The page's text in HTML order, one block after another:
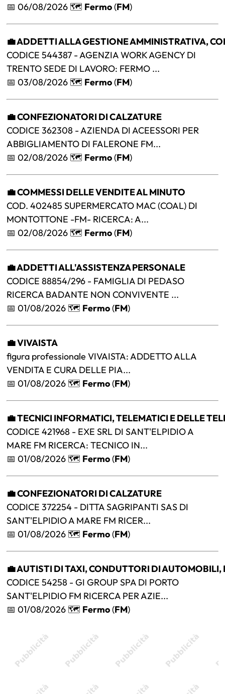
📅 06/08/2026 🗺️ Fermo(FM)
💼 ADDETTI ALLA GESTIONE AMMINISTRATIVA,
CODICE 544387 - AGENZIA WORK AGENCY DI
TRENTO SEDE DI LAVORO: FERMO ...
📅 03/08/2026 🗺️ Fermo(FM)
💼 CONFEZIONATORI DI CALZATURE
CODICE 362308 - AZIENDA DI ACEESSORI PER
ABBIGLIAMENTO DI FALERONE FM...
📅 02/08/2026 🗺️ Fermo(FM)
💼 COMMESSI DELLE VENDITE AL MINUTO
COD. 402485 SUPERMERCATO MAC (COAL) DI
MONTOTTONE -FM- RICERCA: A...
📅 02/08/2026 🗺️ Fermo(FM)
💼 ADDETTI ALL'ASSISTENZA PERSONALE
CODICE 88854/296 - FAMIGLIA DI PEDASO
RICERCA BADANTE NON CONVIVENTE ...
📅 01/08/2026 🗺️ Fermo(FM)
💼 VIVAISTA
figura professionale VIVAISTA: ADDETTO ALLA
VENDITA E CURA DELLE PIA...
📅 01/08/2026 🗺️ Fermo(FM)
💼 TECNICI INFORMATICI, TELEMATICI E DELLE
CODICE 421968 - EXE SRL DI SANT'ELPIDIO A
MARE FM RICERCA: TECNICO IN...
📅 01/08/2026 🗺️ Fermo(FM)
💼 CONFEZIONATORI DI CALZATURE
CODICE 372254 - DITTA SAGRIPANTI SAS DI
SANT'ELPIDIO A MARE FM RICER...
📅 01/08/2026 🗺️ Fermo(FM)
💼 AUTISTI DI TAXI, CONDUTTORI DI AUTOMOBILI,
CODICE 54258 - GI GROUP SPA DI PORTO
SANT'ELPIDIO FM RICERCA PER AZIE...
📅 01/08/2026 🗺️ Fermo(FM)